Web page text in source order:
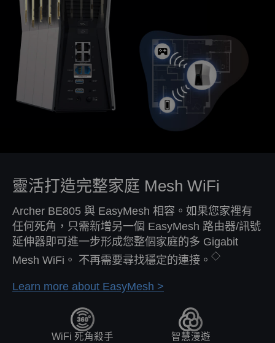
靈活打造完整家庭 Mesh WiFi
Archer BE805 與 EasyMesh 相容。如果您家裡有
任何死角，只需新增另一個 EasyMesh 路由器/訊號
延伸器即可進一步形成您整個家庭的多 Gigabit
Mesh WiFi。 不再需要尋找穩定的連接。 ◇
Learn more about EasyMesh >
WiFi 死角殺手 智慧漫遊